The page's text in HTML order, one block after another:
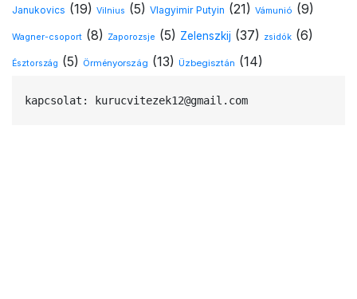
Janukovics (19) Vilnius (5) Vlagyimir Putyin (21) Vámunió (9)
Wagner-csoport (8) Zaporozsje (5) Zelenszkij (37) zsidók (6)
Észtország (5) Örményország (13) Üzbegisztán (14)
kapcsolat: kurucvitezek12@gmail.com